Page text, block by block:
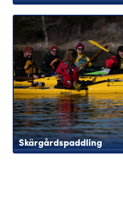
Skärgårdspaddling